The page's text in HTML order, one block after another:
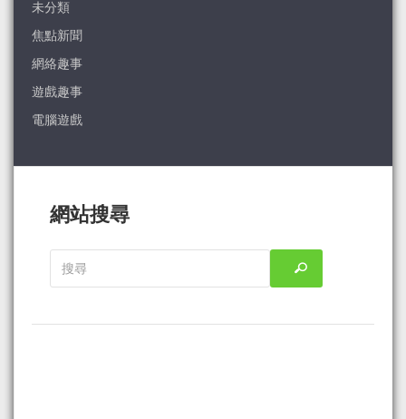
未分類
焦點新聞
網絡趣事
遊戲趣事
電腦遊戲
網站搜尋